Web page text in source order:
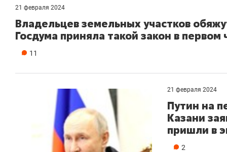
21 февраля 2024
Владельцев земельных участков
Госдума приняла такой закон в первом
11
21 февраля 2024
Путин на
Казани
пришли в
2